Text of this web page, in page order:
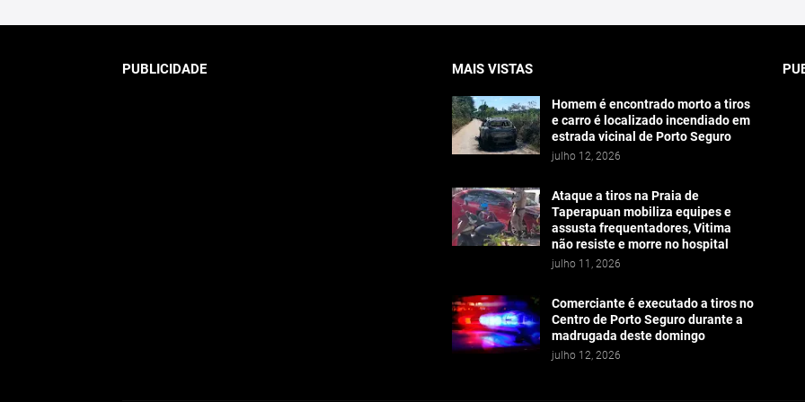
PUBLICIDADE MAIS VISTAS
Homem é encontrado morto a tiros
e carro é localizado incendiado em
estrada vicinal de Porto Seguro
julho 12, 2026
Ataque a tiros na Praia de
Taperapuan mobiliza equipes e
assusta frequentadores, Vitima
não resiste e morre no hospital
julho 11, 2026
Comerciante é executado a tiros no
Centro de Porto Seguro durante a
madrugada deste domingo
julho 12, 2026